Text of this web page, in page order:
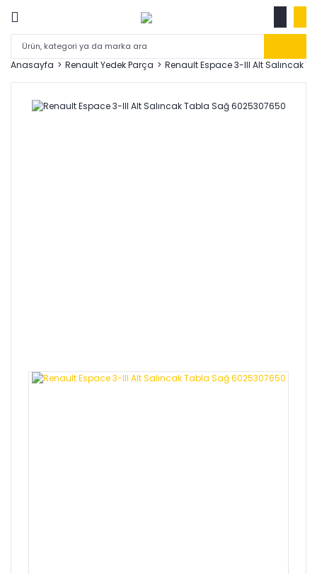
Anasayfa Renault Yedek Parça Renault Espace 3-III Alt Salıncak